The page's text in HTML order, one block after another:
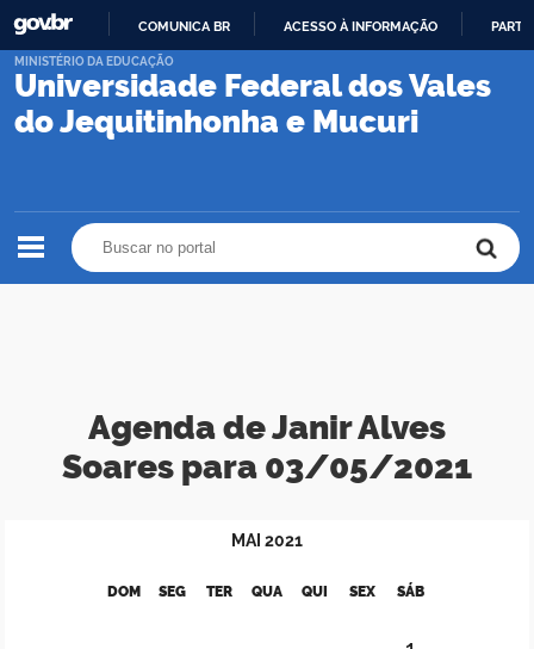
PARA
CONTEÚDO
COMUNICA BR ACESSO À INFORMAÇÃO
Universidade Federal dos Vales
do Jequitinhonha e Mucuri
MINISTÉRIO DA EDUCAÇÃO
Agenda de Janir Alves
Soares para 03/05/2021
MAI 2021
DOM SEG TER QUA QUI SEX SÁB